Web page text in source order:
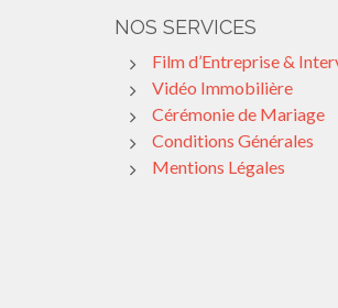
NOS SERVICES
Film d’Entreprise &
Vidéo Immobilière
Cérémonie de Mariage
Conditions Générales
Mentions Légales